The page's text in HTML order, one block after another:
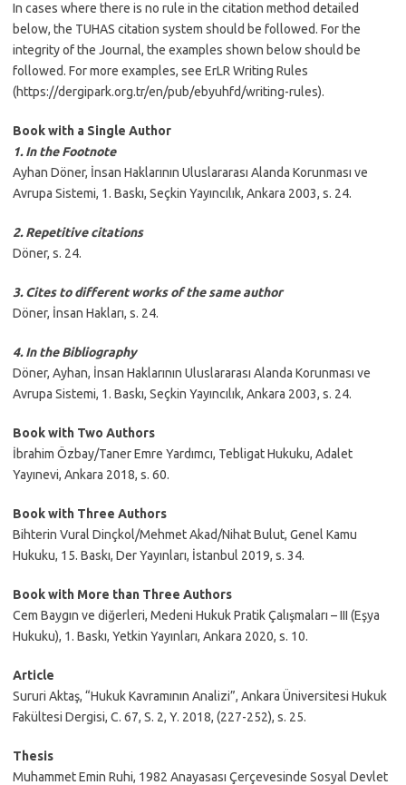
In cases where there is no rule in the citation method detailed
below, the TUHAS citation system should be followed. For the
integrity of the Journal, the examples shown below should be
followed. For more examples, see ErLR Writing Rules
(https://dergipark.org.tr/en/pub/ebyuhfd/writing-rules).
Book with a Single Author
1. In the Footnote
Ayhan Döner, İnsan Haklarının Uluslararası Alanda Korunması ve
Avrupa Sistemi, 1. Baskı, Seçkin Yayıncılık, Ankara 2003, s. 24.
2. Repetitive citations
Döner, s. 24.
3. Cites to different works of the same author
Döner, İnsan Hakları, s. 24.
4. In the Bibliography
Döner, Ayhan, İnsan Haklarının Uluslararası Alanda Korunması ve
Avrupa Sistemi, 1. Baskı, Seçkin Yayıncılık, Ankara 2003, s. 24.
Book with Two Authors
İbrahim Özbay/Taner Emre Yardımcı, Tebligat Hukuku, Adalet
Yayınevi, Ankara 2018, s. 60.
Book with Three Authors
Bihterin Vural Dinçkol/Mehmet Akad/Nihat Bulut, Genel Kamu
Hukuku, 15. Baskı, Der Yayınları, İstanbul 2019, s. 34.
Book with More than Three Authors
Cem Baygın ve diğerleri, Medeni Hukuk Pratik Çalışmaları – III (Eşya
Hukuku), 1. Baskı, Yetkin Yayınları, Ankara 2020, s. 10.
Article
Sururi Aktaş, “Hukuk Kavramının Analizi”, Ankara Üniversitesi Hukuk
Fakültesi Dergisi, C. 67, S. 2, Y. 2018, (227-252), s. 25.
Thesis
Muhammet Emin Ruhi, 1982 Anayasası Çerçevesinde Sosyal Devlet